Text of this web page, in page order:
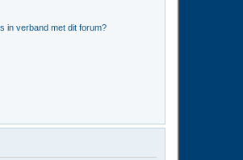
in verband met dit forum?